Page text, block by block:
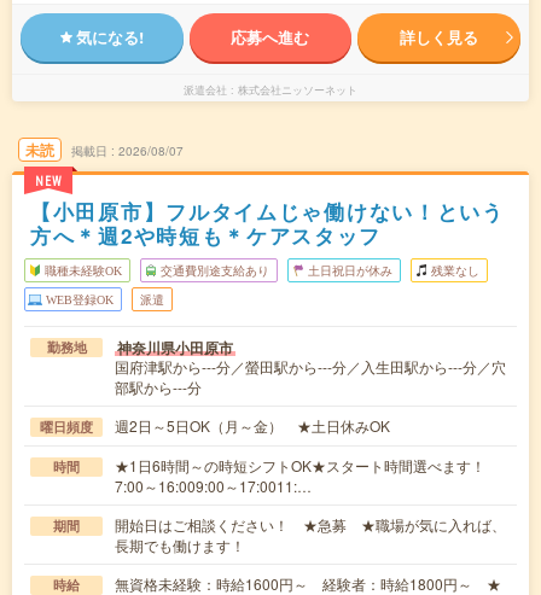
気になる! 応募へ進む 詳しく見る
派遣会社 株式会社ニッソーネット
未読
NEW
掲載日 2026/08/07
【小田原市】フルタイムじゃ働けない！という
方へ＊週2や時短も＊ケアスタッフ
職種未経験OK 交通費別途支給あり 土日祝日が休み 残業なし
WEB登録OK 派遣
勤務地 神奈川県小田原市
国府津駅から---分／螢田駅から---分／入生田駅から---分／穴
部駅から---分
曜日頻度 週2日～5日OK（月～金） ★土日休みOK
時間
★1日6時間～の時短シフトOK★スタート時間選べます！
7:00～16:009:00～17:0011:…
期間
開始日はご相談ください！ ★急募 ★職場が気に入れば、
長期でも働けます！
時給
無資格未経験：時給1600円～ 経験者：時給1800円～ ★